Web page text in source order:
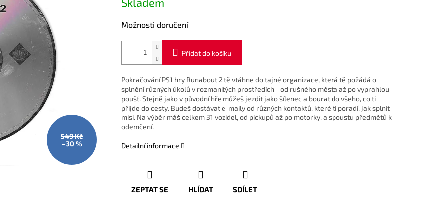
549 Kč
–30 %
cena:
Skladem
Možnosti doručení
Přidat do košíku
Pokračování PS1 hry Runabout 2 tě vtáhne do tajné organizace, která tě požádá o
splnění různých úkolů v rozmanitých prostředích - od rušného města až po vyprahlou
poušť. Stejně jako v původní hře můžeš jezdit jako šílenec a bourat do všeho, co ti
přijde do cesty. Budeš dostávat e-maily od různých kontaktů, které ti poradí, jak splnit
misi. Na výběr máš celkem 31 vozidel, od pickupů až po motorky, a spoustu předmětů k
odemčení.
Detailní informace
ZEPTAT SE HLÍDAT SDÍLET